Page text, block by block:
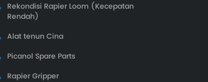
Rekondisi Rapier Loom (Kecepatan
Rendah)
Alat tenun Cina
Picanol Spare Parts
Rapier Gripper